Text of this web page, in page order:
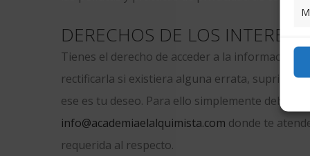
DERECHOS DE LOS
Tienes el derecho de acceder a la información
rectificarla si existiera alguna errata,
ese es tu deseo. Para ello simplemente debes
info@academiaelalquimista.com donde te
requerida al respecto.